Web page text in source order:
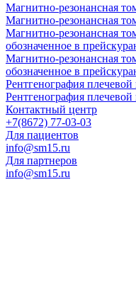
Магнитно-резонансная
Магнитно-резонансная
Магнитно-резонансная
обозначенное в
Магнитно-резонансная
обозначенное в
Рентгенография
Рентгенография
Контактный центр
+7(8672) 77-03-03
Для пациентов
info@sm15.ru
Для партнеров
info@sm15.ru